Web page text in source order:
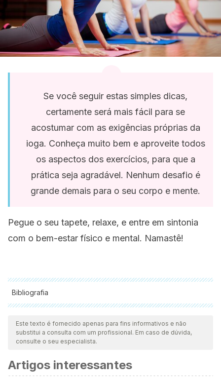
Se você seguir estas simples dicas,
certamente será mais fácil para se
acostumar com as exigências próprias da
ioga. Conheça muito bem e aproveite todos
os aspectos dos exercícios, para que a
prática seja agradável. Nenhum desafio é
grande demais para o seu corpo e mente.
Pegue o seu tapete, relaxe, e entre em sintonia
com o bem-estar físico e mental. Namastê!
Bibliografia
Todas as fontes citadas foram minuciosamente revisadas por
nossa equipe para garantir sua qualidade, confiabilidade,
atualidade e validade. A bibliografia deste artigo foi
cientificamente.
Este texto é fornecido apenas para fins informativos e não
substitui a consulta com um profissional. Em caso de dúvida,
consulte o seu especialista.
Artigos interessantes